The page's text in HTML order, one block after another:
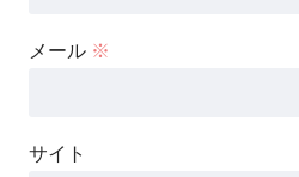
メール ※
サイト